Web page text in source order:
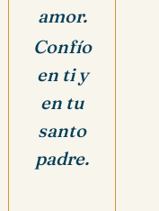
amor.
Confío
en ti y
en tu
santo
padre.